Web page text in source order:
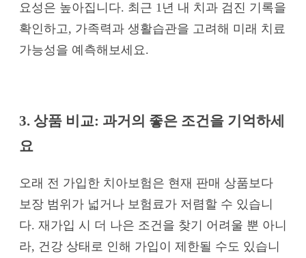
요성은 높아집니다. 최근 1년 내 치과 검진 기록을
확인하고, 가족력과 생활습관을 고려해 미래 치료
가능성을 예측해보세요.
3. 상품 비교: 과거의 좋은 조건을 기억하세
요
오래 전 가입한 치아보험은 현재 판매 상품보다
보장 범위가 넓거나 보험료가 저렴할 수 있습니
다. 재가입 시 더 나은 조건을 찾기 어려울 뿐 아니
라, 건강 상태로 인해 가입이 제한될 수도 있습니